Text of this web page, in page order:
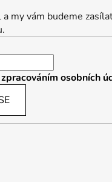
my vám budeme
zpracováním osobních